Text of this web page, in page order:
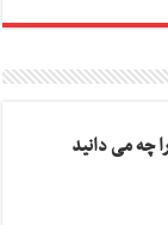
چه می دانید